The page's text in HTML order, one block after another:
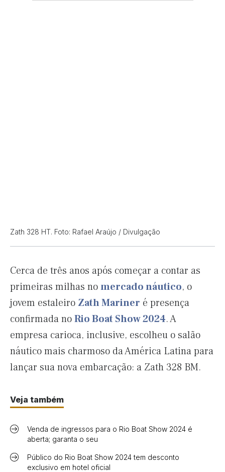
Zath 328 HT. Foto: Rafael Araújo / Divulgação
Cerca de três anos após começar a contar as
primeiras milhas nomercado náutico, o
jovem estaleiro Zath Mariner é presença
confirmada noRio Boat Show 2024. A
empresa carioca, inclusive, escolheu o salão
náutico mais charmoso da América Latina para
lançar sua nova embarcação: a Zath 328 BM.
Veja também
Venda de ingressos para o Rio Boat Show 2024 é
aberta; garanta o seu
Público do Rio Boat Show 2024 tem desconto
exclusivo em hotel oficial